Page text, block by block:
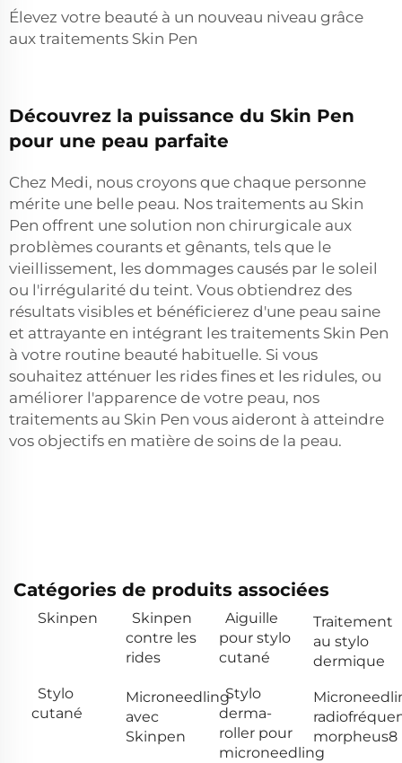
Élevez votre beauté à un nouveau niveau grâce
aux traitements Skin Pen
Découvrez la puissance du Skin Pen
pour une peau parfaite
Chez Medi, nous croyons que chaque personne
mérite une belle peau. Nos traitements au Skin
Pen offrent une solution non chirurgicale aux
problèmes courants et gênants, tels que le
vieillissement, les dommages causés par le soleil
ou l'irrégularité du teint. Vous obtiendrez des
résultats visibles et bénéficierez d'une peau saine
et attrayante en intégrant les traitements Skin Pen
à votre routine beauté habituelle. Si vous
souhaitez atténuer les rides fines et les ridules, ou
améliorer l'apparence de votre peau, nos
traitements au Skin Pen vous aideront à atteindre
vos objectifs en matière de soins de la peau.
Catégories de produits associées
Skinpen
Skinpen
contre les
rides
Aiguille
pour stylo
cutané
Traitement
au stylo
dermique
Stylo
cutané
Microneedling
avec
Skinpen
Stylo
derma-
roller pour
microneedling
morpheus8